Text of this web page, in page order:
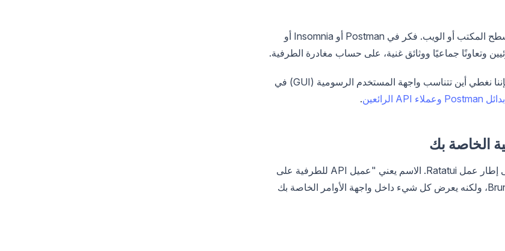
(واجهة المستخدم الرسومية) هو تطبيق رسومي لسطح المكتب أو الويب. فكر في Postman أو Insomnia أو
الأدوات أدناه تقع في الفئتين الأوليين. إذا تجاوزتها في النهاية، فإننا نغطي أين تتناسب واجهة المستخدم الرسومية (GUI) في
بدائل Postman وعملاء API الرائعين .
هو عميل API من نوع TUI مكتوب بلغة Rust ومبني على إطار عمل Ratatui. الاسم يعني "عميل API للطرفية على
الأرجح". إنه يصمم نفسه على غرار Postman وInsomnia وBruno، ولكنه يعرض كل شيء داخل واجهة الأوامر الخاصة بك